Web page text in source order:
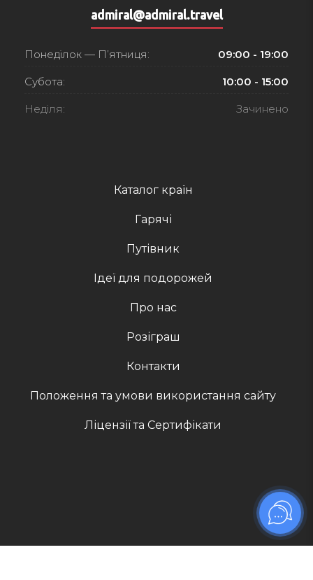
Каталог країн
Гарячі
Путівник
Ідеї для подорожей
Про нас
Розіграш
Контакти
Положення та умови використання сайту
Ліцензії та Сертифікати
admiral@admiral.travel
Понеділок — П’ятниця: 09:00 - 19:00
Субота: 10:00 - 15:00
Неділя: Зачинено